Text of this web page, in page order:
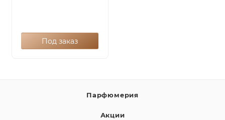
Под заказ
Парфюмерия
Акции